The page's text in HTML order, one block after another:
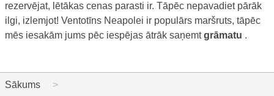
rezervējat, lētākas cenas parasti ir. Tāpēc nepavadiet pārāk
ilgi, izlemjot! Ventotīns Neapolei ir populārs maršruts, tāpēc
mēs iesakām jums pēc iespējas ātrāk saņemtgrāmatu .
Sākums